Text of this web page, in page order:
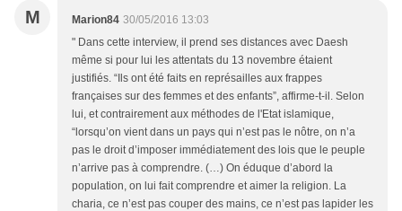
M Marion84 30/05/2016 13:03
" Dans cette interview, il prend ses distances avec Daesh
même si pour lui les attentats du 13 novembre étaient
justifiés. “Ils ont été faits en représailles aux frappes
françaises sur des femmes et des enfants”, affirme-t-il. Selon
lui, et contrairement aux méthodes de l'Etat islamique,
“lorsqu’on vient dans un pays qui n’est pas le nôtre, on n’a
pas le droit d’imposer immédiatement des lois que le peuple
n’arrive pas à comprendre. (…) On éduque d’abord la
population, on lui fait comprendre et aimer la religion. La
charia, ce n’est pas couper des mains, ce n’est pas lapider les